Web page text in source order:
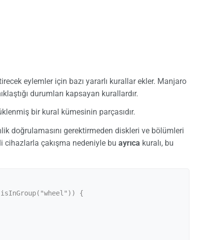
eylemler için bazı yararlı kurallar ekler. Manjaro
durumları kapsayan kurallardır.
bir kural kümesinin parçasıdır.
doğrulamasını gerektirmeden diskleri ve bölümleri
cihazlarla çakışma nedeniyle bu ayrıca kuralı, bu